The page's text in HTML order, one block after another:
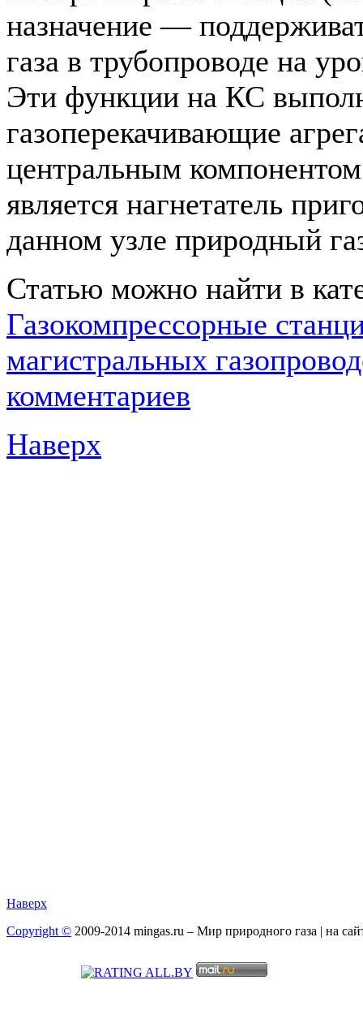
назначение —
газа в трубопроводе на
Эти функции на КС
газоперекачивающие
центральным
является нагнетатель
данном узле природный
Статью можно найти в
Газокомпрессорные
магистральных
комментариев
Наверх
Наверх
Copyright © 2009-2014 mingas.ru – Мир природного газа | на